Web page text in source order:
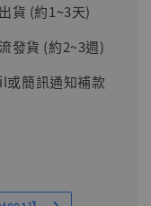
貨 (約1~3天)
發貨 (約2~3週)
簡訊通知補款